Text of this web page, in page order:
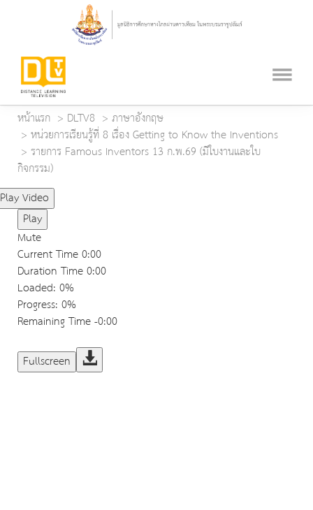
หน้าแรก DLTV8
ภาษาอังกฤษ
หน่วยการเรียนรู้ที่ 8 เรื่อง Getting to Know the Inventions
รายการ Famous Inventors 13 ก.พ.69 (มีใบงานและใบ
กิจกรรม)
Play Video
Play
Mute
Current Time0:00
Duration Time0:00
Loaded: 0%
Progress: 0%
Remaining Time-0:00
Fullscreen